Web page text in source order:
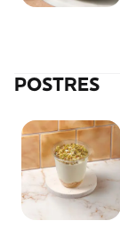
POSTRES